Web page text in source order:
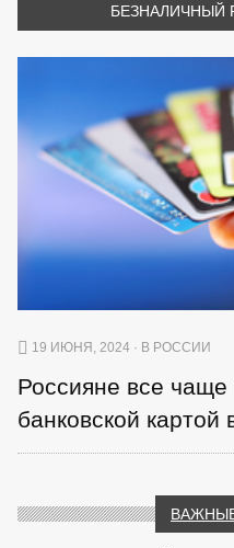
БЕЗНАЛИЧНЫЙ
19 ИЮНЯ, 2024 · В РОССИИ
Россияне все
банковской